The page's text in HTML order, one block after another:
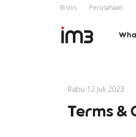
Bisnis Perusahaan
Rabu 12 Juli 2023
Terms &